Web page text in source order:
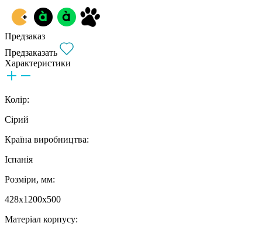
Предзаказ
Предзаказать
Характеристики
Колір:
Сірий
Країна виробництва:
Іспанія
Розміри, мм:
428х1200х500
Матеріал корпусу: